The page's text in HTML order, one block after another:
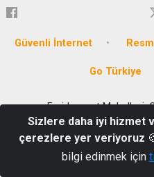
Güvenli İnternet
Go Türkiye
Emirbeyazıt Mahallesi,
Tel:
Sizlere daha iyi hizmet
çerezlere yer veriyoruz
bilgi edinmek için